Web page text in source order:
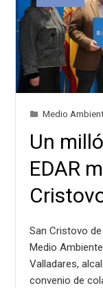
Medio
Un
EDAR
San Cristovo
Medio
Valladares,
convenio de